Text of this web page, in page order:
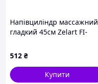
Напівциліндр массажний
гладкий 45см Zelart FI-
512 ₴
Купити